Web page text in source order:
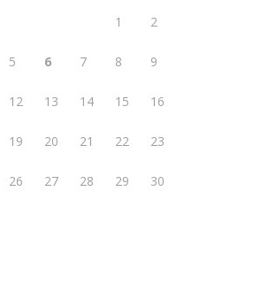
1 2
5 6 7 8 9
12 13 14 15 16
19 20 21 22 23
26 27 28 29 30